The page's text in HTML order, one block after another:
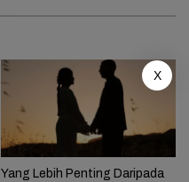
Yang Lebih Penting Daripada
X